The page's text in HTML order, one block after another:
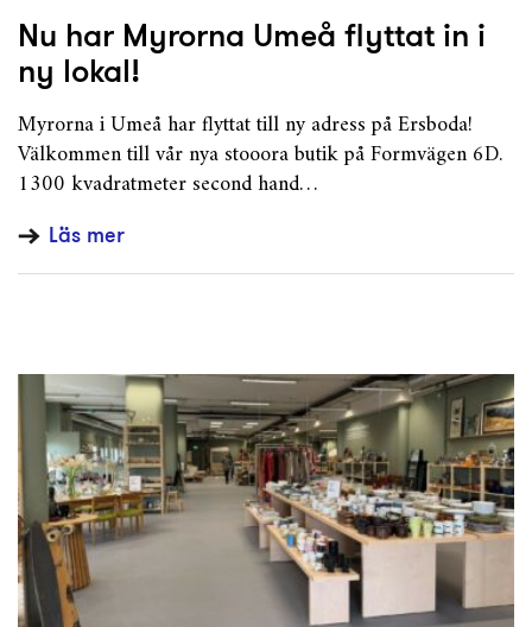
Nu har Myrorna Umeå flyttat in i
ny lokal!
Myrorna i Umeå har flyttat till ny adress på Ersboda!
Välkommen till vår nya stooora butik på Formvägen 6D.
1300 kvadratmeter second hand…
Läs mer